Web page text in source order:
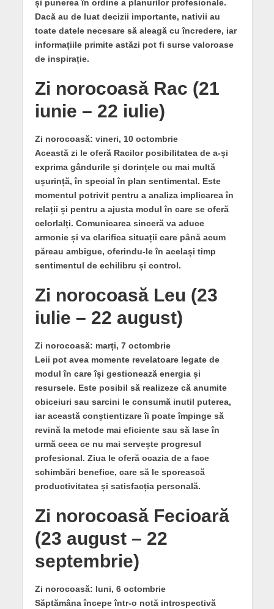
și punerea în ordine a planurilor profesionale.
Dacă au de luat decizii importante, nativii au
toate datele necesare să aleagă cu încredere, iar
informațiile primite astăzi pot fi surse valoroase
de inspirație.
Zi norocoasă Rac (21
iunie – 22 iulie)
Zi norocoasă: vineri, 10 octombrie
Această zi le oferă Racilor posibilitatea de a-și
exprima gândurile și dorințele cu mai multă
ușurință, în special în plan sentimental. Este
momentul potrivit pentru a analiza implicarea în
relații și pentru a ajusta modul în care se oferă
celorlalți. Comunicarea sinceră va aduce
armonie și va clarifica situații care până acum
păreau ambigue, oferindu-le în același timp
sentimentul de echilibru și control.
Zi norocoasă Leu (23
iulie – 22 august)
Zi norocoasă: marți, 7 octombrie
Leii pot avea momente revelatoare legate de
modul în care își gestionează energia și
resursele. Este posibil să realizeze că anumite
obiceiuri sau sarcini le consumă inutil puterea,
iar această conștientizare îi poate împinge să
revină la metode mai eficiente sau să lase în
urmă ceea ce nu mai servește progresul
profesional. Ziua le oferă ocazia de a face
schimbări benefice, care să le sporească
productivitatea și satisfacția personală.
Zi norocoasă Fecioară
(23 august – 22
septembrie)
Zi norocoasă: luni, 6 octombrie
Săptămâna începe într-o notă introspectivă